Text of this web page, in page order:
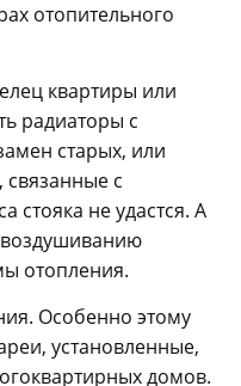
отопительного
квартиры или
радиаторы с
старых, или
связанные с
стояка не удастся. А
отопления.
Особенно этому
установленные,
домов.